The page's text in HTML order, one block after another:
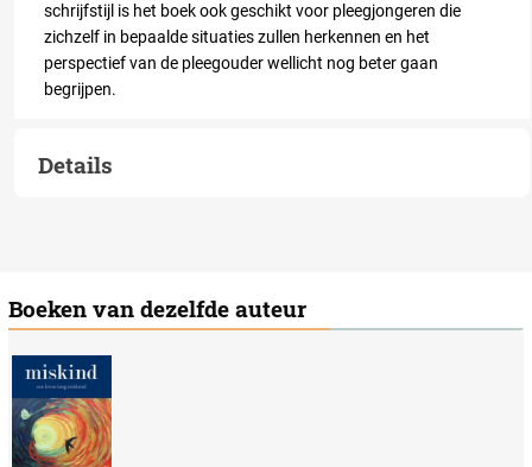
schrijfstijl is het boek ook geschikt voor pleegjongeren die
zichzelf in bepaalde situaties zullen herkennen en het
perspectief van de pleegouder wellicht nog beter gaan
begrijpen.
Details
Boeken van dezelfde auteur